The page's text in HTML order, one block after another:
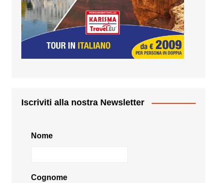
Iscriviti alla nostra Newsletter
Nome
Cognome